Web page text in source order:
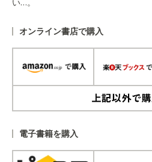
い…。
オンライン書店で購入
電子書籍を購入